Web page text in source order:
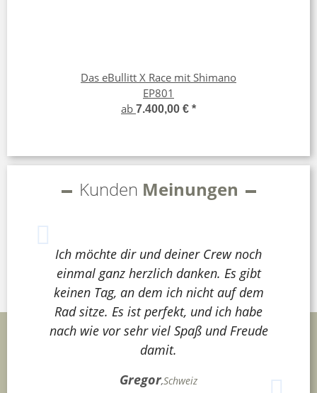
Das eBullitt X Race mit Shimano
EP801
ab 7.400,00 € *
Kunden Meinungen
Ich möchte dir und deiner Crew noch
einmal ganz herzlich danken. Es gibt
keinen Tag, an dem ich nicht auf dem
Rad sitze. Es ist perfekt, und ich habe
nach wie vor sehr viel Spaß und Freude
damit.
Gregor,Schweiz